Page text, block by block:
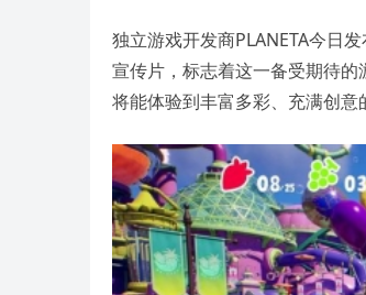
独立游戏开发商PLANETA今日
宣传片，标志着这一备受期待
将能体验到丰富多彩、充满创意